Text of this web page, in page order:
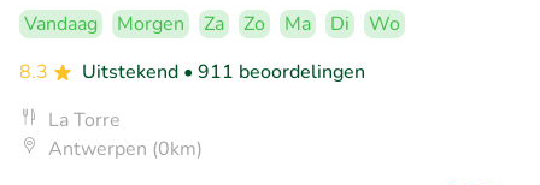
Vandaag Morgen Za Zo Ma Di
Wo
8.3
Uitstekend • 911 beoordelingen
La Torre
Antwerpen (0km)